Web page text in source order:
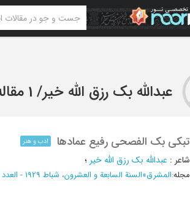
عبدالله بک رزق الله خیر/ 1 مقاله
تبکی بک الفصحی رفیع عمادها ادب و هنر
شاعر : عبدالله بک رزق الله خیر ؛
مجله:المشرق»السنة السابعة و العشرون، شباط 1929 - العدد 2